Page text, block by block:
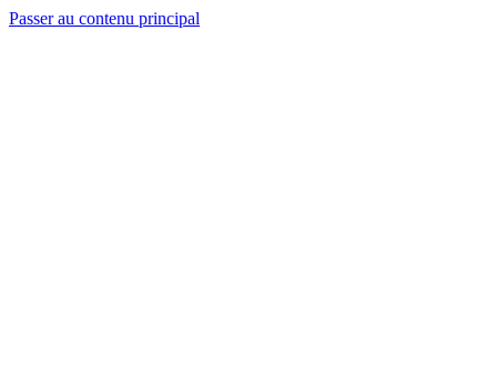
Passer au contenu principal